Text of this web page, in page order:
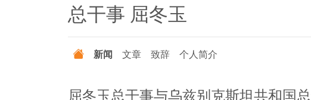
总干事 屈冬玉
新闻 文章 致辞 个人简介
屈冬玉总干事与乌兹别克斯坦共和国